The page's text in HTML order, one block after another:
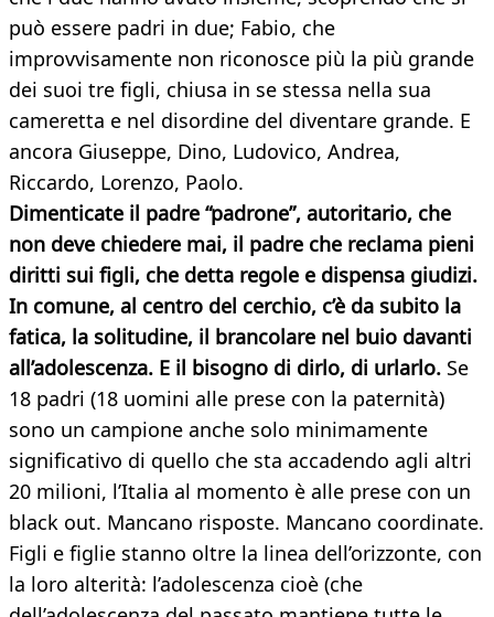
può essere padri in due; Fabio, che
improvvisamente non riconosce più la più grande
dei suoi tre figli, chiusa in se stessa nella sua
cameretta e nel disordine del diventare grande. E
ancora Giuseppe, Dino, Ludovico, Andrea,
Riccardo, Lorenzo, Paolo.
Dimenticate il padre “padrone”, autoritario, che
non deve chiedere mai, il padre che reclama pieni
diritti sui figli, che detta regole e dispensa giudizi.
In comune, al centro del cerchio, c’è da subito la
fatica, la solitudine, il brancolare nel buio davanti
all’adolescenza. E il bisogno di dirlo, di urlarlo. Se
18 padri (18 uomini alle prese con la paternità)
sono un campione anche solo minimamente
significativo di quello che sta accadendo agli altri
20 milioni, l’Italia al momento è alle prese con un
black out. Mancano risposte. Mancano coordinate.
Figli e figlie stanno oltre la linea dell’orizzonte, con
la loro alterità: l’adolescenza cioè (che